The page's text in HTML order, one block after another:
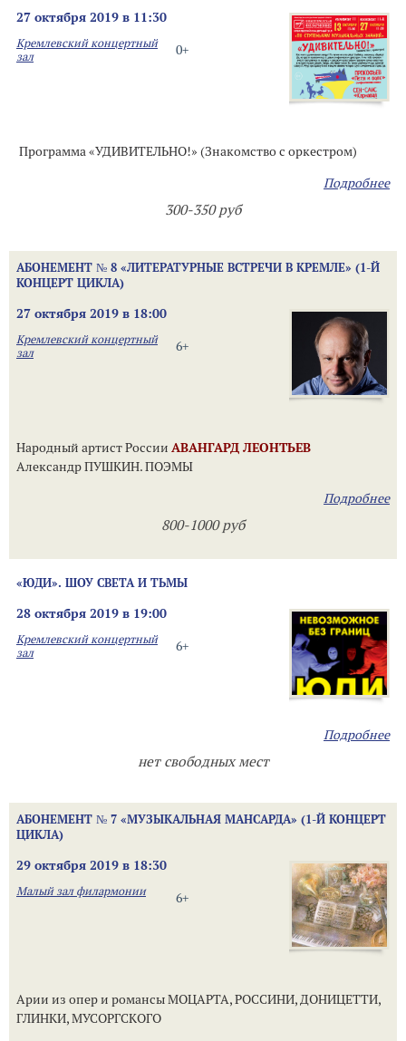
27 октября 2019 в 11:30
0+
Кремлевский концертный
зал
Программа «УДИВИТЕЛЬНО!» (Знакомство с оркестром)
Подробнее
300-350 руб
АБОНЕМЕНТ № 8 «ЛИТЕРАТУРНЫЕ ВСТРЕЧИ В КРЕМЛЕ» (1-Й
КОНЦЕРТ ЦИКЛА)
27 октября 2019 в 18:00
6+
Кремлевский концертный
зал
Народный артист России АВАНГАРД ЛЕОНТЬЕВ
Александр ПУШКИН. ПОЭМЫ
Подробнее
800-1000 руб
«ЮДИ». ШОУ СВЕТА И ТЬМЫ
28 октября 2019 в 19:00
6+
Кремлевский концертный
зал
Подробнее
нет свободных мест
АБОНЕМЕНТ № 7 «МУЗЫКАЛЬНАЯ МАНСАРДА» (1-Й КОНЦЕРТ
ЦИКЛА)
29 октября 2019 в 18:30
6+
Малый зал филармонии
Арии из опер и романсы МОЦАРТА, РОССИНИ, ДОНИЦЕТТИ,
ГЛИНКИ, МУСОРГСКОГО